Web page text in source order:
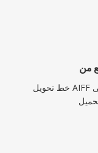
خط تحويل AIFF إلى IMA يتولى جميع تفاصيل الترميز تلقائياً